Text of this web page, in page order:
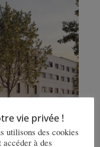
vie privée !
utilisons des cookies
à des